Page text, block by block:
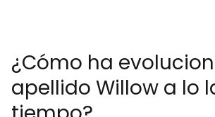
¿Cómo ha
apellido Willow a lo